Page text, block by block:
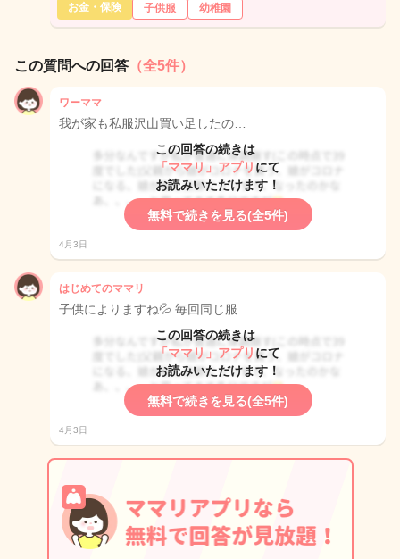
お金・保険
子供服 幼稚園
この質問への回答 （全5件）
ワーママ
我が家も私服沢山買い足したの…
この回答の続きは
「ママリ」アプリ にて
お読みいただけます！
無料で続きを見る(全5件)
4月3日
はじめてのママリ
子供によりますね💦 毎回同じ服…
この回答の続きは
「ママリ」アプリ にて
お読みいただけます！
無料で続きを見る(全5件)
4月3日